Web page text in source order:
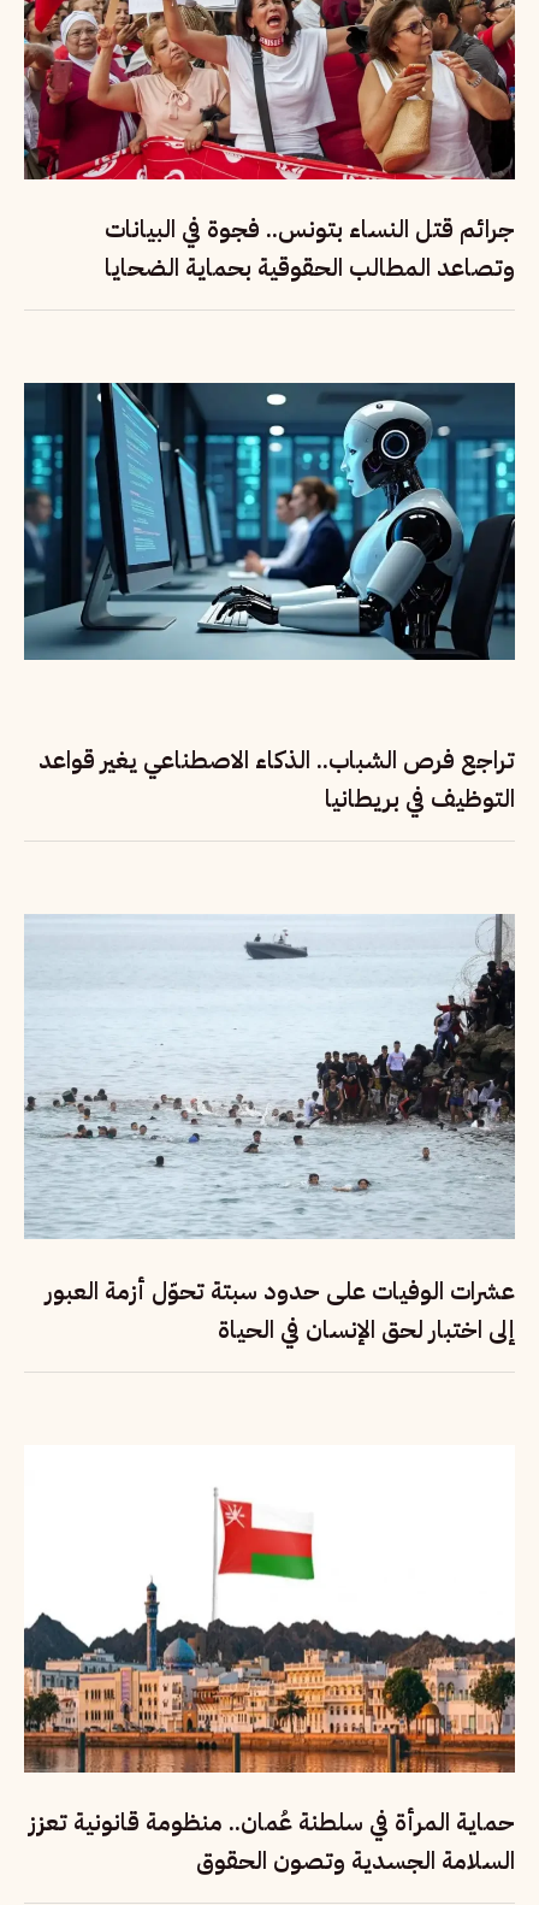
جرائم قتل النساء بتونس.. فجوة في البيانات
وتصاعد المطالب الحقوقية بحماية الضحايا
تراجع فرص الشباب.. الذكاء الاصطناعي يغير قواعد
التوظيف في بريطانيا
عشرات الوفيات على حدود سبتة تحوّل أزمة العبور
إلى اختبار لحق الإنسان في الحياة
حماية المرأة في سلطنة عُمان.. منظومة قانونية تعزز
السلامة الجسدية وتصون الحقوق